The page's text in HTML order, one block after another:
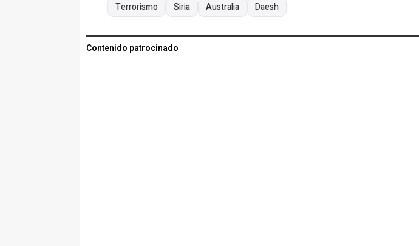
Terrorismo Siria Australia Daesh
Contenido patrocinado